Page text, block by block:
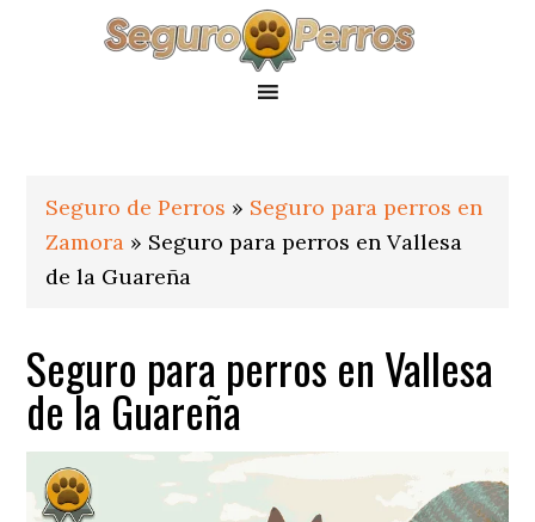
Seguro de Perros » Seguro para perros en
Zamora » Seguro para perros en Vallesa
de la Guareña
Seguro para perros en Vallesa
de la Guareña